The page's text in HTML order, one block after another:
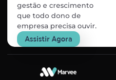
gestão e crescimento
que todo dono de
empresa precisa ouvir.
Assistir Agora